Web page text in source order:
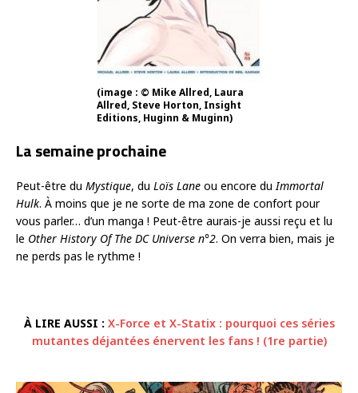
(image : © Mike Allred, Laura
Allred, Steve Horton, Insight
Editions, Huginn & Muginn)
La semaine prochaine
Peut-être du Mystique, du Loïs Lane ou encore du Immortal
Hulk. À moins que je ne sorte de ma zone de confort pour
vous parler… d’un manga ! Peut-être aurais-je aussi reçu et lu
le Other History Of The DC Universe n°2. On verra bien, mais je
ne perds pas le rythme !
À LIRE AUSSI : X-Force et X-Statix : pourquoi ces séries
mutantes déjantées énervent les fans ! (1re partie)